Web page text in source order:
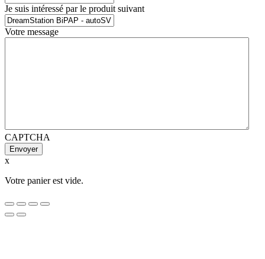
Je suis intéressé par le produit suivant
Votre message
CAPTCHA
x
Votre panier est vide.